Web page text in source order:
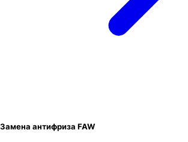
Замена антифриза FAW